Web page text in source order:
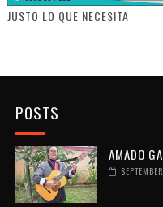
JUSTO LO QUE NECESITA
POSTS
AMADO